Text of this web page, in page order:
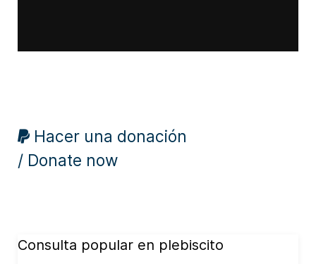
Hacer una donación
/ Donate now
Consulta popular en plebiscito